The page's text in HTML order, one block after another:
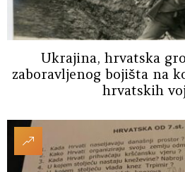
Ukrajina, hrvatska
zaboravljenog bojišta na
hrvatskih